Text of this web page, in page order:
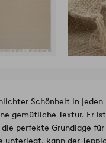
Schönheit in
gemütliche Textur. Er
perfekte Grundlage
unterlegt, kann der